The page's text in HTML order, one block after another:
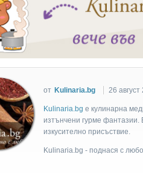
от Kulinaria.bg 26
Kulinaria.bg e кулинарна
изтънчени гурме
изкусително присъствие.
Kulinaria.bg - поднася с